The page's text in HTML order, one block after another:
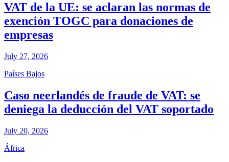
VAT de la UE: se aclaran las normas de
exención TOGC para donaciones de
empresas
July 27, 2026
Países Bajos
Caso neerlandés de fraude de VAT: se
deniega la deducción del VAT soportado
July 20, 2026
África